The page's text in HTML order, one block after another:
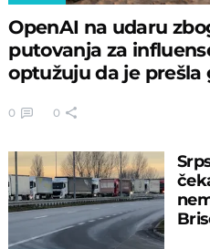
OpenAI na udaru
putovanja za
optužuju da je prešla
0 0